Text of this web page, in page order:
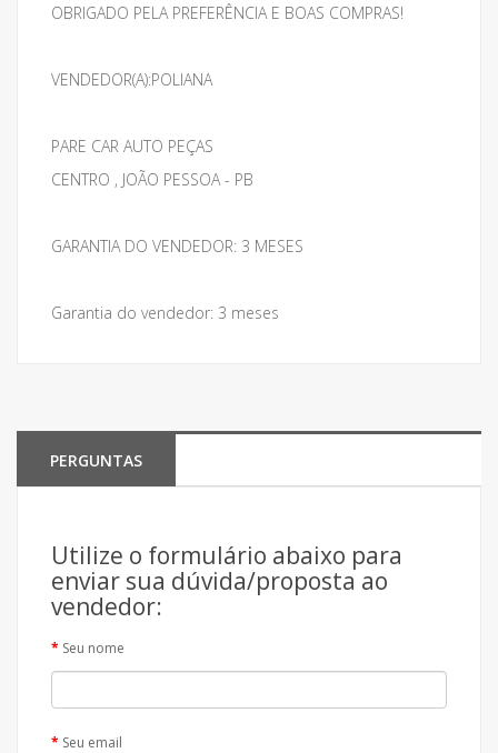
OBRIGADO PELA PREFERÊNCIA E BOAS COMPRAS!
VENDEDOR(A):POLIANA
PARE CAR AUTO PEÇAS
CENTRO , JOÃO PESSOA - PB
GARANTIA DO VENDEDOR: 3 MESES
Garantia do vendedor: 3 meses
PERGUNTAS
Utilize o formulário abaixo para
enviar sua dúvida/proposta ao
vendedor:
Seu nome
Seu email